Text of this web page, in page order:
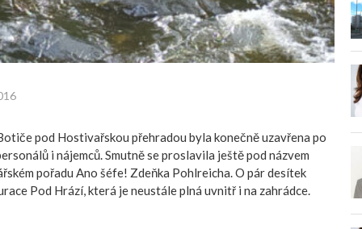
pod Hostivařskou přehradou byla konečně uzavřena po
i nájemců. Smutně se proslavila ještě pod názvem
pořadu Ano šéfe! Zdeňka Pohlreicha. O pár desítek
Pod Hrází, která je neustále plná uvnitř i na zahrádce.